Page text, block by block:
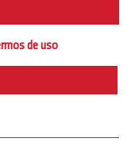
de uso